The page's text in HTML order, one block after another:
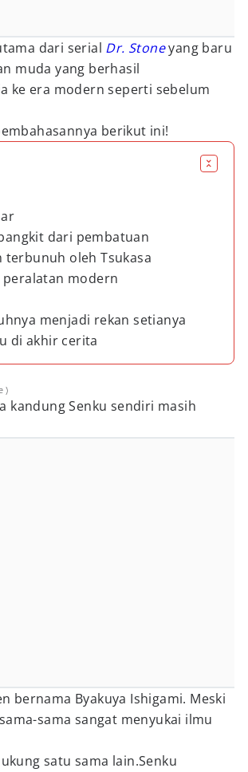
dari serial Dr. Stone yang baru
muda yang berhasil
ke era modern seperti sebelum
berikut ini!
dari pembatuan
terbunuh oleh Tsukasa
modern
menjadi rekan setianya
di akhir cerita
)
kandung Senku sendiri masih
bernama Byakuya Ishigami. Meski
sama sangat menyukai ilmu
satu sama lain.Senku